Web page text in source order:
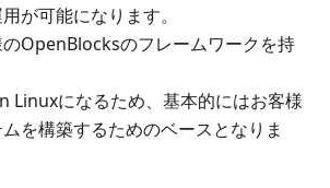
が可能になります。
OpenBlocksのフレームワークを持
Linuxになるため、基本的にはお客様
を構築するためのベースとなりま